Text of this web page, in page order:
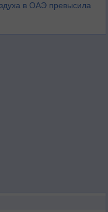
в ОАЭ превысила